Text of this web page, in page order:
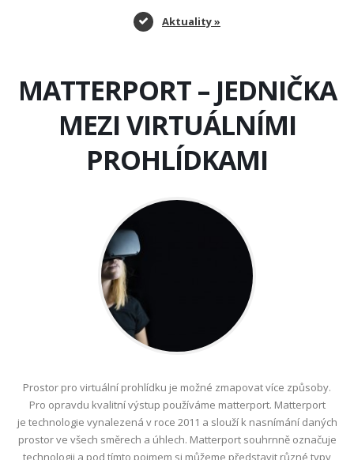
Aktuality »
MATTERPORT – JEDNIČKA
MEZI VIRTUÁLNÍMI
PROHLÍDKAMI
Prostor pro virtuální prohlídku je možné zmapovat více způsoby.
Pro opravdu kvalitní výstup používáme matterport. Matterport
je technologie vynalezená v roce 2011 a slouží k nasnímání daných
prostor ve všech směrech a úhlech. Matterport souhrnně označuje
technologii a pod tímto pojmem si můžeme představit různé typy